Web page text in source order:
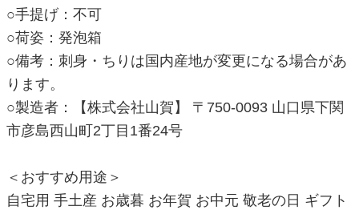
○手提げ：不可
○荷姿：発泡箱
○備考：刺身・ちりは国内産地が変更になる場合があ
ります。
○製造者：【株式会社山賀】 〒750-0093 山口県下関
市彦島西山町2丁目1番24号
＜おすすめ用途＞
自宅用 手土産 お歳暮 お年賀 お中元 敬老の日 ギフト